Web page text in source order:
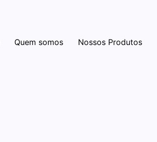
Quem somos Nossos Produtos